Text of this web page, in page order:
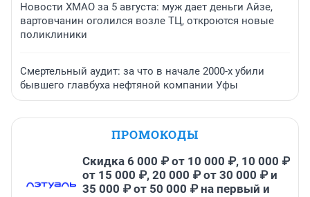
Новости ХМАО за 5 августа: муж дает деньги Айзе,
вартовчанин оголился возле ТЦ, откроются новые
поликлиники
Смертельный аудит: за что в начале 2000-х убили
бывшего главбуха нефтяной компании Уфы
ПРОМОКОДЫ
Скидка 6 000 ₽ от 10 000 ₽, 10 000 ₽
от 15 000 ₽, 20 000 ₽ от 30 000 ₽ и
35 000 ₽ от 50 000 ₽ на первый и